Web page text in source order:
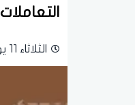
التعاملات
الثلاثاء 11 يونية 2024 | 05:51 مساءً